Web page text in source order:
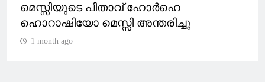
മെസ്സിയുടെ പിതാവ് ഹോർഹെ
ഹൊറാഷിയോ മെസ്സി അന്തരിച്ചു
1 month ago